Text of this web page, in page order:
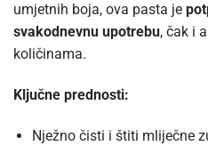
umjetnih boja, ova pasta je
svakodnevnu upotrebu, čak i
količinama.
Ključne prednosti:
Nježno čisti i štiti mliječne